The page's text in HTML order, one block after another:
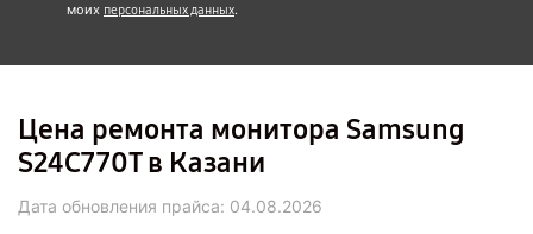
моих персональных данных.
Цена ремонта монитора Samsung
S24C770T в Казани
Дата обновления прайса: 04.08.2026